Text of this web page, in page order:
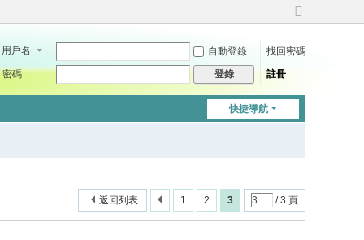
切
到
用戶名 自動登錄
找回密碼
密碼
登錄 註冊
快捷導航
1 2 3 / 3 頁
返回列表